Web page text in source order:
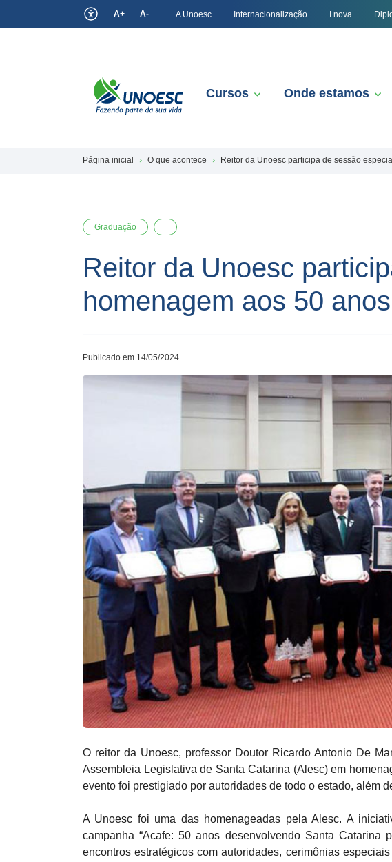
A+ A- A Unoesc Internacionalização I.nova
Cursos Onde estamos
Página inicial O que acontece Reitor da Unoesc participa de sessão
Graduação
Reitor da Unoesc
homenagem aos 50
Publicado em 14/05/2024
O reitor da Unoesc, professor Doutor Ricardo Antonio De
Assembleia Legislativa de Santa Catarina (Alesc) em
evento foi prestigiado por autoridades de todo o estado, além
A Unoesc foi uma das homenageadas pela Alesc. A
campanha “Acafe: 50 anos desenvolvendo Santa
encontros estratégicos com autoridades, cerimônias